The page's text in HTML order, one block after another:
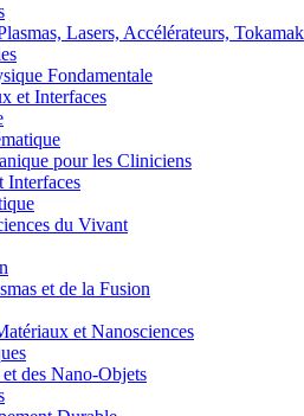
Lasers, Accélérateurs,
Fondamentale
et Interfaces
pour les Cliniciens
du Vivant
et de la Fusion
et Nanosciences
des Nano-Objets